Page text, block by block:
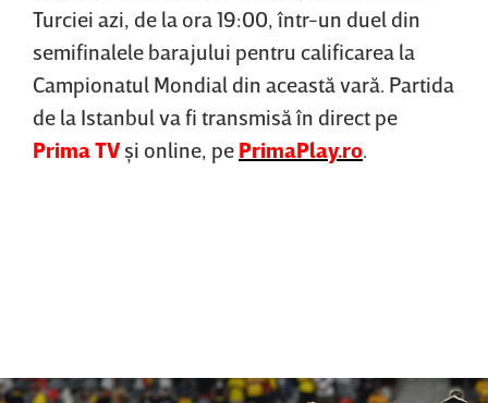
Turciei azi, de la ora 19:00, într-un duel din
semifinalele barajului pentru calificarea la
Campionatul Mondial din această vară. Partida
de la Istanbul va fi transmisă în direct pe
Prima TVşi online, pe PrimaPlay.ro.